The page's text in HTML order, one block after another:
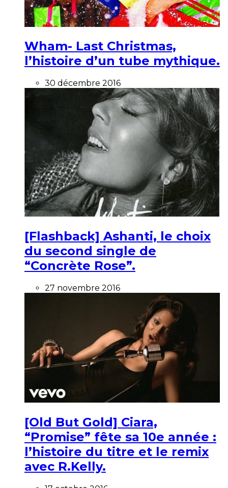
Wham- Last Christmas,
l’histoire d’un tube mythique.
30 décembre 2016
[Flashback] Ashanti, le choix
du second single de
“Concrète Rose”.
27 novembre 2016
[Old But Gold] Ciara,
“Promise” fête sa 10e année :
l’histoire du titre et le remix
avec R.Kelly.